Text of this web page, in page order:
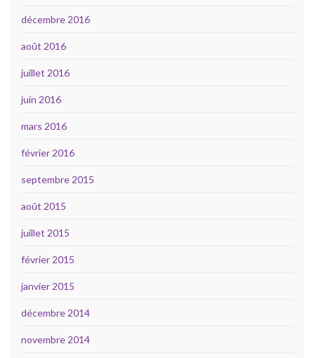
décembre 2016
août 2016
juillet 2016
juin 2016
mars 2016
février 2016
septembre 2015
août 2015
juillet 2015
février 2015
janvier 2015
décembre 2014
novembre 2014